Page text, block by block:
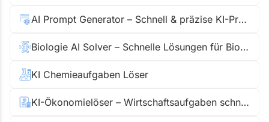
AI Prompt Generator – Schnell & präzise KI-Prompts
Biologie AI Solver – Schnelle Lösungen für Biologieaufgaben
KI Chemieaufgaben Löser
KI-Ökonomielöser – Wirtschaftsaufgaben schnell lösen